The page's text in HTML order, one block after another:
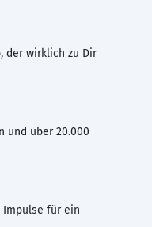
der wirklich zu Dir
und über 20.000
Impulse für ein